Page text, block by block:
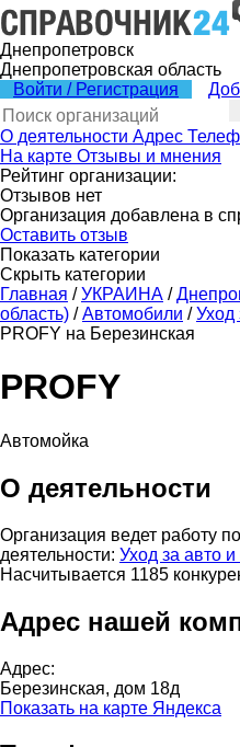
Днепропетровск
Днепропетровская область
Войти / Регистрация
О деятельности Адрес
На карте Отзывы и мнения
Рейтинг организации:
Отзывов нет
Организация добавлена в
Оставить отзыв
Показать категории
Скрыть категории
Главная / УКРАИНА /
область) / Автомобили / Уход
PROFY на Березинская
PROFY
Автомойка
О деятельности
Организация ведет работу
деятельности: Уход за авто
Насчитывается 1185
Адрес нашей
Адрес:
Березинская, дом 18д
Показать на карте Яндекса